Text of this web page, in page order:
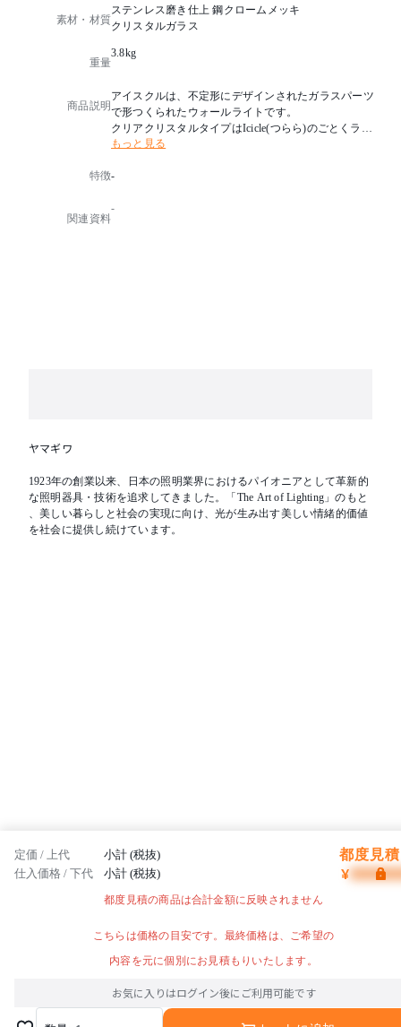
素材・材質
ステンレス磨き仕上 鋼クロームメッキ
クリスタルガラス
重量
3.8kg
商品説明
アイスクルは、不定形にデザインされたガラスパーツ
で形つくられたウォールライトです。
クリアクリスタルタイプはIcicle(つらら)のごとくラン
ダムに光が屈折し、
。
光源タイプ：E17 ミニクリプトンランプクリア 60W×2
もっと見る
特徴-
関連資料
-
ヤマギワ
1923年の創業以来、日本の照明業界におけるパイオニアとして革新的
な照明器具・技術を追求してきました。「The Art of Lighting」のもと
、美しい暮らしと社会の実現に向け、光が生み出す美しい情緒的価値
を社会に提供し続けています。
定価 / 上代 小計 (税抜) 都度見
仕入価格 / 下代 小計 (税抜) ¥
都度見積の商品は合計金額に反映されません
こちらは価格の目安です。最終価格は、ご希望の
内容を元に個別にお見積もりいたします。
お気に入りはログイン後にご利用可能です